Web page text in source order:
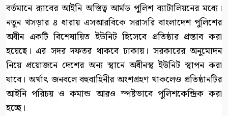
বর্তমানে র‍্যাবের আইনি অস্তিত্ব আর্মড পুলিশ ব্যাটালিয়নের মধ্যে।
নতুন খসড়ার ৪ ধারায় এসআরবিকে সরাসরি বাংলাদেশ পুলিশের
অধীন একটি বিশেষায়িত ইউনিট হিসেবে প্রতিষ্ঠার প্রস্তাব করা
হয়েছে। এর সদর দফতর থাকবে ঢাকায়। সরকারের অনুমোদন
নিয়ে প্রয়োজনে দেশের অন্য স্থানে অধীনস্থ ইউনিট স্থাপন করা
যাবে। অর্থাৎ জনবলে বহুবাহিনীর অংশগ্রহণ থাকলেও প্রতিষ্ঠানটির
আইনি পরিচয় ও কমান্ড আরও স্পষ্টভাবে পুলিশকেন্দ্রিক করা
হচ্ছে।